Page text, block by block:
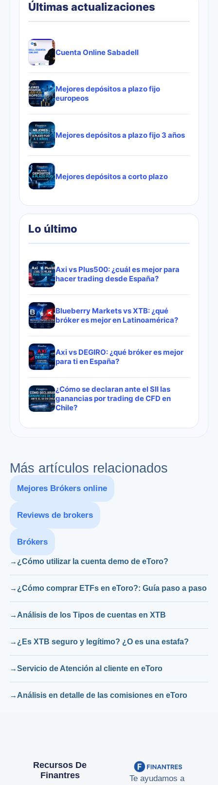
Últimas actualizaciones
Cuenta Online Sabadell
Mejores depósitos a plazo fijo
europeos
Mejores depósitos a plazo fijo 3 años
Mejores depósitos a corto plazo
Lo último
Axi vs Plus500: ¿cuál es mejor para
hacer trading desde España?
Blueberry Markets vs XTB: ¿qué
bróker es mejor en Latinoamérica?
Axi vs DEGIRO: ¿qué bróker es mejor
para ti en España?
¿Cómo se declaran ante el SII las
ganancias por trading de CFD en
Chile?
Más artículos relacionados
Mejores Brókers online
Reviews de brokers
Brókers
¿Cómo utilizar la cuenta demo de eToro?
¿Cómo comprar ETFs en eToro?: Guía paso a paso
Análisis de los Tipos de cuentas en XTB
¿Es XTB seguro y legítimo? ¿O es una estafa?
Servicio de Atención al cliente en eToro
Análisis en detalle de las comisiones en eToro
Te ayudamos a
Recursos De
Finantres